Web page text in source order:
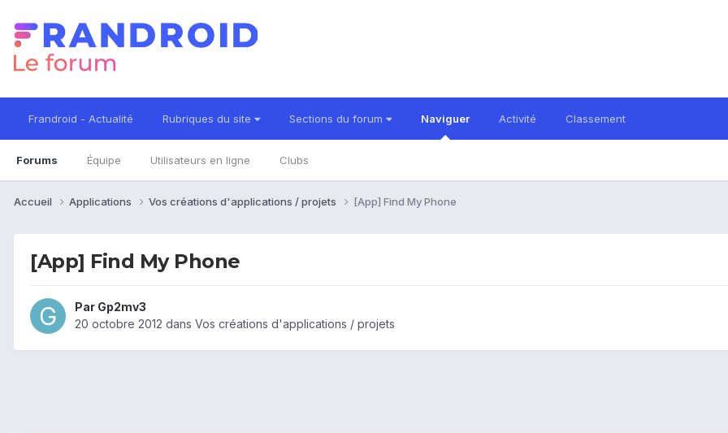
Frandroid - Actualité Rubriques du site Sections du forum Naviguer
Forums Équipe Utilisateurs en ligne Clubs
Activité Classement
Accueil Applications Vos créations d'applications / projets [App] Find My Phone
[App] Find My Phone
Par Gp2mv3
20 octobre 2012 dans Vos créations d'applications / projets